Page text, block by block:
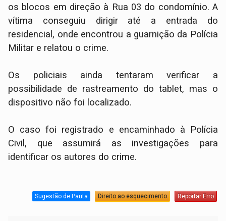
os blocos em direção à Rua 03 do condomínio. A
vítima conseguiu dirigir até a entrada do
residencial, onde encontrou a guarnição da Polícia
Militar e relatou o crime.
​Os policiais ainda tentaram verificar a
possibilidade de rastreamento do tablet, mas o
dispositivo não foi localizado.
O caso foi registrado e encaminhado à Polícia
Civil, que assumirá as investigações para
identificar os autores do crime.
Sugestão de Pauta Direito ao esquecimento Reportar Erro